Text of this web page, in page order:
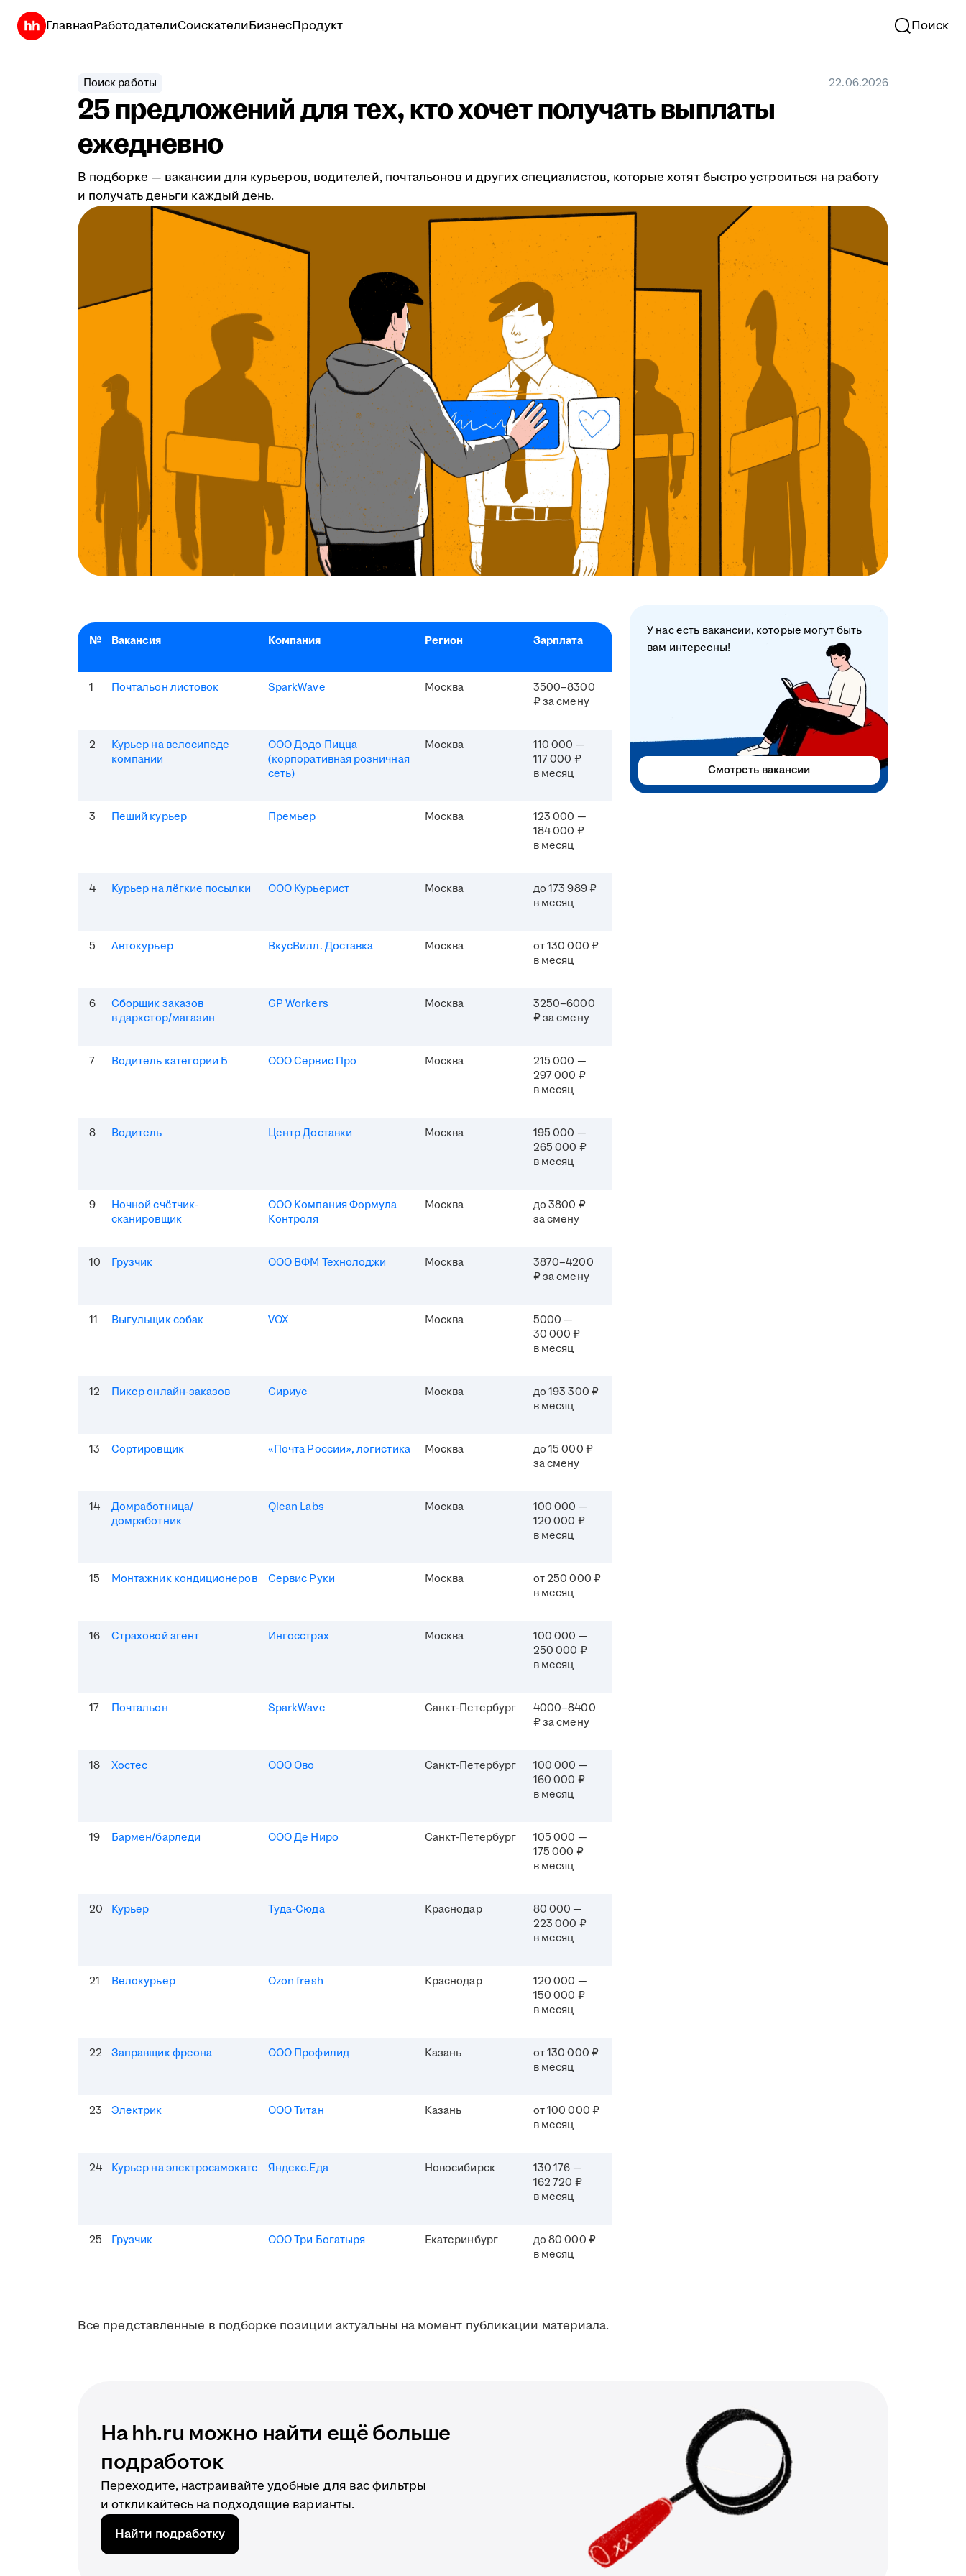
ГлавнаяРаботодателиСоискателиБизнесПродукт Поиск
Поиск работы 22.06.2026
25 предложений для тех, кто хочет получать выплаты
ежедневно
В подборке — вакансии для курьеров, водителей, почтальонов и других специалистов, которые хотят быстро устроиться на работу
и получать деньги каждый день.
№ Вакансия Компания Регион Зарплата
1 Почтальон листовок SparkWave Москва
3500–8300
₽ за смену
2
Курьер на велосипеде
компании
ООО Додо Пицца
(корпоративная розничная
сеть)
Москва
110 000 —
117 000 ₽
в месяц
3 Пеший курьер Премьер Москва
123 000 —
184 000 ₽
в месяц
4 Курьер на лёгкие посылки ООО Курьерист Москва
до 173 989 ₽
в месяц
5 Автокурьер ВкусВилл. Доставка Москва
от 130 000 ₽
в месяц
6
Сборщик заказов
в даркстор/магазин
GP Workers Москва
3250–6000
₽ за смену
7 Водитель категории Б ООО Сервис Про Москва
215 000 —
297 000 ₽
в месяц
8 Водитель Центр Доставки Москва
195 000 —
265 000 ₽
в месяц
9
Ночной счётчик-
сканировщик
ООО Компания Формула
Контроля
Москва
до 3800 ₽
за смену
10 Грузчик ООО ВФМ Технолоджи Москва
3870–4200
₽ за смену
11 Выгульщик собак VOX Москва
5000 —
30 000 ₽
в месяц
12 Пикер онлайн-заказов Сириус Москва
до 193 300 ₽
в месяц
13 Сортировщик «Почта России», логистика Москва
до 15 000 ₽
за смену
14
Домработница/
домработник
Qlean Labs Москва
100 000 —
120 000 ₽
в месяц
15 Монтажник кондиционеров Сервис Руки Москва
от 250 000 ₽
в месяц
16 Страховой агент Ингосстрах Москва
100 000 —
250 000 ₽
в месяц
17 Почтальон SparkWave Санкт-Петербург
4000–8400
₽ за смену
18 Хостес ООО Ово Санкт-Петербург
100 000 —
160 000 ₽
в месяц
19 Бармен/барледи ООО Де Ниро Санкт-Петербург
105 000 —
175 000 ₽
в месяц
20 Курьер Туда-Сюда Краснодар
80 000 —
223 000 ₽
в месяц
21 Велокурьер Ozon fresh Краснодар
120 000 —
150 000 ₽
в месяц
22 Заправщик фреона ООО Профилид Казань
от 130 000 ₽
в месяц
23 Электрик ООО Титан Казань
от 100 000 ₽
в месяц
24 Курьер на электросамокате Яндекс.Еда Новосибирск
130 176 —
162 720 ₽
в месяц
25 Грузчик ООО Три Богатыря Екатеринбург
до 80 000 ₽
в месяц
Все представленные в подборке позиции актуальны на момент публикации материала.
У нас есть вакансии, которые могут быть
вам интересны!
Смотреть вакансии
На hh.ru можно найти ещё больше
подработок
Переходите, настраивайте удобные для вас фильтры
и откликайтесь на подходящие варианты.
Найти подработку